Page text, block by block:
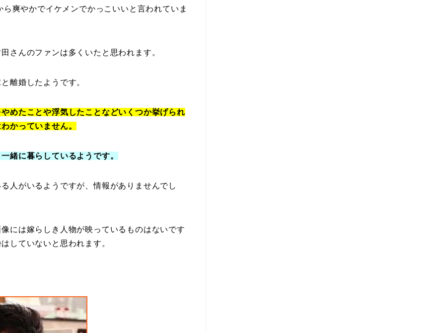
爽やかでイケメンでかっこいいと言われていま
さんのファンは多くいたと思われます。
離婚したようです。
めたことや浮気したことなどいくつか挙げられ
かっていません。
緒に暮らしているようです。
人がいるようですが、情報がありませんでし
には嫁らしき人物が映っているものはないです
していないと思われます。